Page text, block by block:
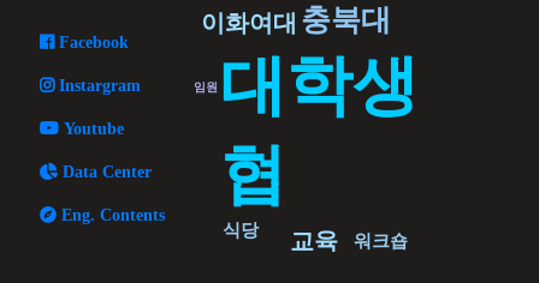
Facebook
Instargram
Youtube
Data Center
Eng. Contents
대학생
협
충북대
교육
이화여대
워크숍
식당
임원